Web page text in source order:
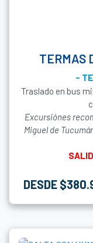
TERMAS
-
Traslado en bus
Excursiónes
Miguel de
DESDE